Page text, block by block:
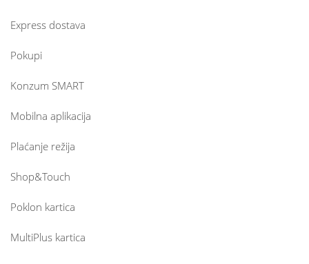
Express dostava
Pokupi
Konzum SMART
Mobilna aplikacija
Plaćanje režija
Shop&Touch
Poklon kartica
MultiPlus kartica